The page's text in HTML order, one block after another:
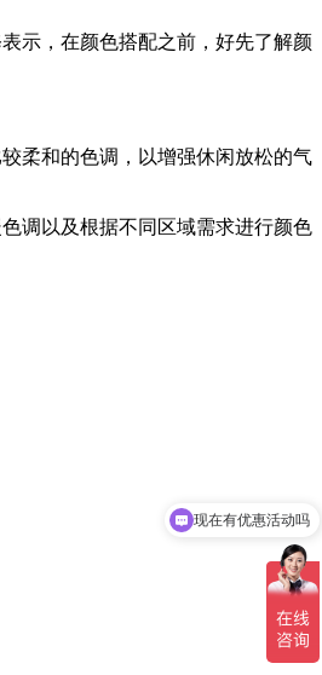
示，在颜色搭配之前，好先了解颜
柔和的色调，以增强休闲放松的气
调以及根据不同区域需求进行颜色
现在有优惠活动吗